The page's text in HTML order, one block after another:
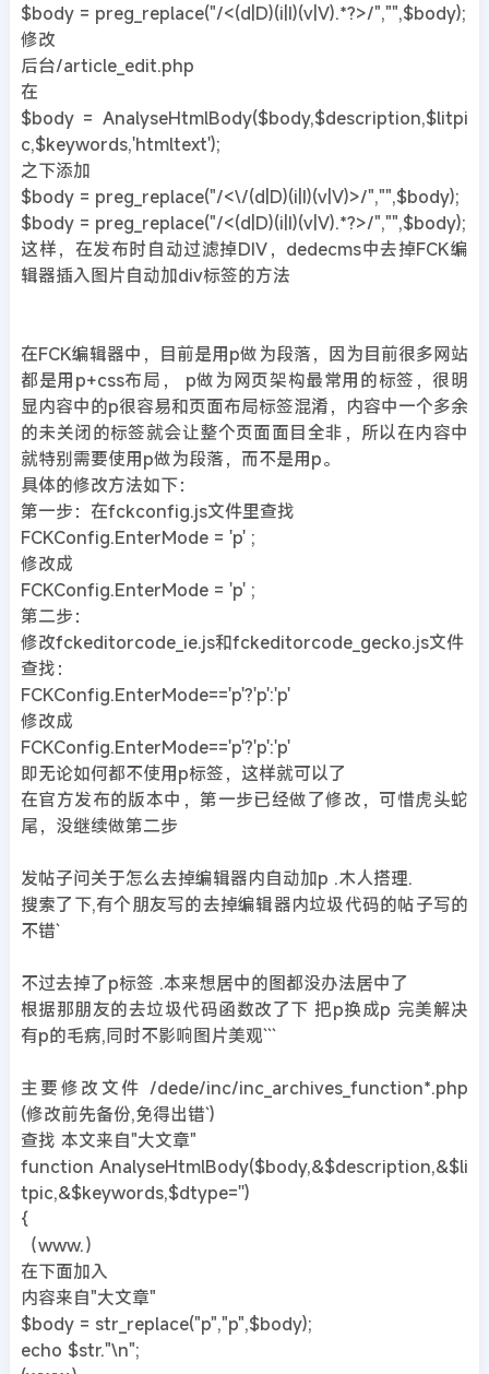
$body = preg_replace("/<(d|D)(i|I)(v|V).*?>/","",$body);
修改
后台/article_edit.php
在
$body = AnalyseHtmlBody($body,$description,$litpi
c,$keywords,'htmltext');
之下添加
$body = preg_replace("/<\/(d|D)(i|I)(v|V)>/","",$body);
$body = preg_replace("/<(d|D)(i|I)(v|V).*?>/","",$body);
这样，在发布时自动过滤掉DIV，dedecms中去掉FCK编
辑器插入图片自动加div标签的方法
在FCK编辑器中，目前是用p做为段落，因为目前很多网站
都是用p+css布局， p做为网页架构最常用的标签，很明
显内容中的p很容易和页面布局标签混淆，内容中一个多余
的未关闭的标签就会让整个页面面目全非，所以在内容中
就特别需要使用p做为段落，而不是用p。
具体的修改方法如下：
第一步：在fckconfig.js文件里查找
FCKConfig.EnterMode = 'p' ;
修改成
FCKConfig.EnterMode = 'p' ;
第二步：
修改fckeditorcode_ie.js和fckeditorcode_gecko.js文件
查找：
FCKConfig.EnterMode=='p'?'p':'p'
修改成
FCKConfig.EnterMode=='p'?'p':'p'
即无论如何都不使用p标签，这样就可以了
在官方发布的版本中，第一步已经做了修改，可惜虎头蛇
尾，没继续做第二步
发帖子问关于怎么去掉编辑器内自动加p .木人搭理.
搜索了下,有个朋友写的去掉编辑器内垃圾代码的帖子写的
不错`
不过去掉了p标签 .本来想居中的图都没办法居中了
根据那朋友的去垃圾代码函数改了下 把p换成p 完美解决
有p的毛病,同时不影响图片美观```
主要修改文件 /dede/inc/inc_archives_function*.php
(修改前先备份,免得出错`)
查找 本文来自"大文章"
function AnalyseHtmlBody($body,&$description,&$li
tpic,&$keywords,$dtype='')
{
（www.）
在下面加入
内容来自"大文章"
$body = str_replace("p","p",$body);
echo $str."\n";